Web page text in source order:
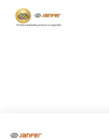
Ropa desechable